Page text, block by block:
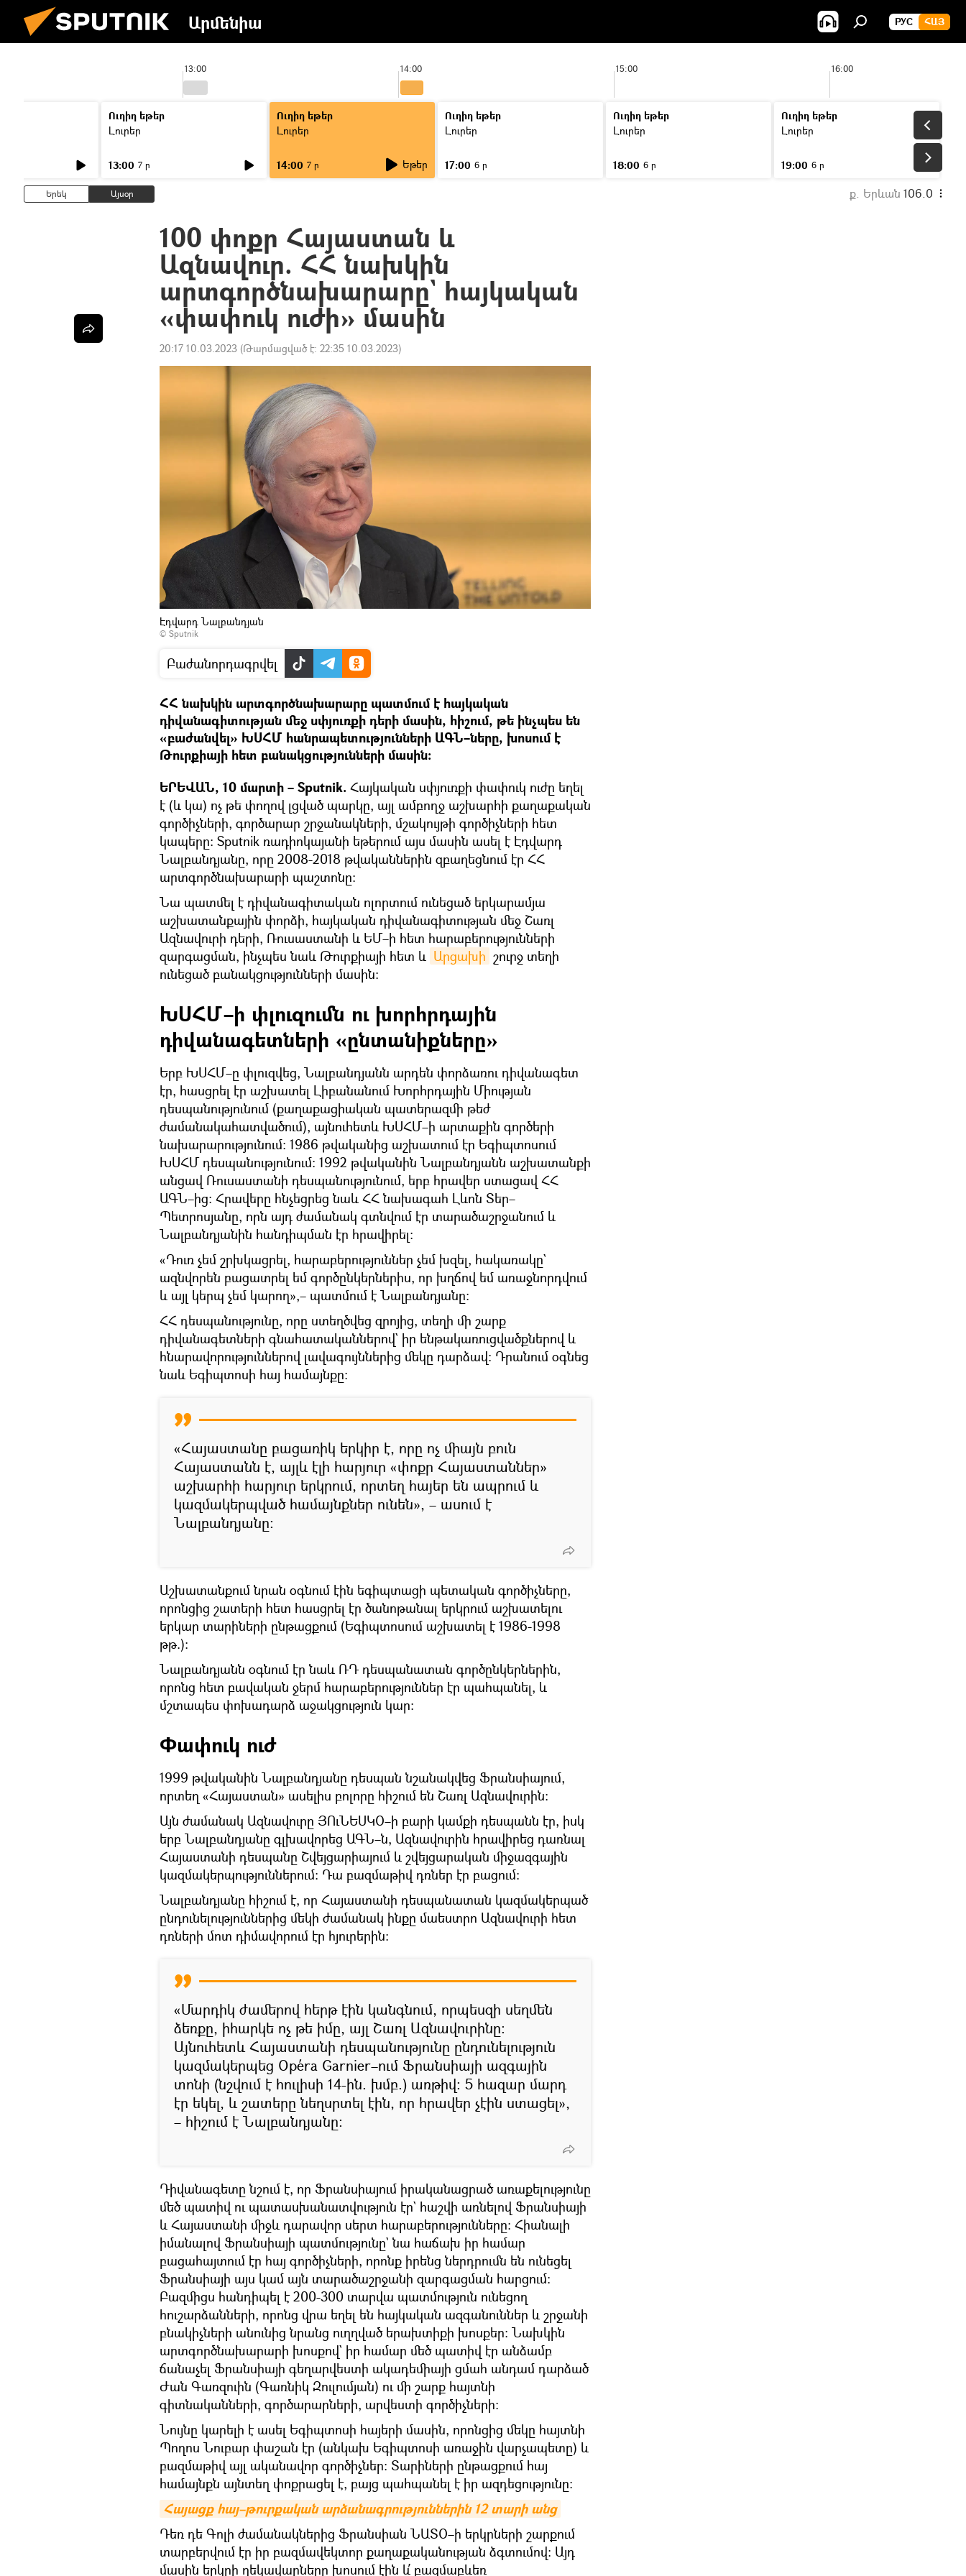
Արմենիա РУС ՀԱՅ
13:00 14:00 15:00 16:00
Ուղիղ եթեր
Լուրեր
13:00 7 ր
Ուղիղ եթեր
Լուրեր
14:00 7 ր Եթեր
Ուղիղ եթեր
Լուրեր
17:00 6 ր
Ուղիղ եթեր
Լուրեր
18:00 6 ր
Ուղիղ եթեր
Լուրեր
19:00 6 ր
Երեկ Այսօր ք. Երևան 106.0
100 փոքր Հայաստան և
Ազնավուր. ՀՀ նախկին
արտգործնախարարը` հայկական
«փափուկ ուժի» մասին
20:17 10.03.2023 (Թարմացված է: 22:35 10.03.2023)
Էդվարդ Նալբանդյան
© Sputnik
Բաժանորդագրվել
ՀՀ նախկին արտգործնախարարը պատմում է հայկական
դիվանագիտության մեջ սփյուռքի դերի մասին, հիշում, թե ինչպես են
«բաժանվել» ԽՍՀՄ հանրապետությունների ԱԳՆ–ները, խոսում է
Թուրքիայի հետ բանակցությունների մասին։
ԵՐԵՎԱՆ, 10 մարտի – Sputnik. Հայկական սփյուռքի փափուկ ուժը եղել
է (և կա) ոչ թե փողով լցված պարկը, այլ ամբողջ աշխարհի քաղաքական
գործիչների, գործարար շրջանակների, մշակույթի գործիչների հետ
կապերը։ Sputnik ռադիոկայանի եթերում այս մասին ասել է Էդվարդ
Նալբանդյանը, որը 2008-2018 թվականներին զբաղեցնում էր ՀՀ
արտգործնախարարի պաշտոնը։
Նա պատմել է դիվանագիտական ոլորտում ունեցած երկարամյա
աշխատանքային փորձի, հայկական դիվանագիտության մեջ Շառլ
Ազնավուրի դերի, Ռուսաստանի և ԵՄ–ի հետ հարաբերությունների
զարգացման, ինչպես նաև Թուրքիայի հետ և Արցախի շուրջ տեղի
ունեցած բանակցությունների մասին։
ԽՍՀՄ–ի փլուզումն ու խորհրդային
դիվանագետների «ընտանիքները»
Երբ ԽՍՀՄ–ը փլուզվեց, Նալբանդյանն արդեն փորձառու դիվանագետ
էր, հասցրել էր աշխատել Լիբանանում Խորհրդային Միության
դեսպանությունում (քաղաքացիական պատերազմի թեժ
ժամանակահատվածում), այնուհետև ԽՍՀՄ–ի արտաքին գործերի
նախարարությունում։ 1986 թվականից աշխատում էր Եգիպտոսում
ԽՍՀՄ դեսպանությունում։ 1992 թվականին Նալբանդյանն աշխատանքի
անցավ Ռուսաստանի դեսպանությունում, երբ հրավեր ստացավ ՀՀ
ԱԳՆ–ից։ Հրավերը հնչեցրեց նաև ՀՀ նախագահ Լևոն Տեր–
Պետրոսյանը, որն այդ ժամանակ գտնվում էր տարածաշրջանում և
Նալբանդյանին հանդիպման էր հրավիրել։
«Դուռ չեմ շրխկացրել, հարաբերություններ չեմ խզել, հակառակը`
ազնվորեն բացատրել եմ գործընկերներիս, որ խղճով եմ առաջնորդվում
և այլ կերպ չեմ կարող»,– պատմում է Նալբանդյանը։
ՀՀ դեսպանությունը, որը ստեղծվեց զրոյից, տեղի մի շարք
դիվանագետների գնահատականներով` իր ենթակառուցվածքներով և
հնարավորություններով լավագույններից մեկը դարձավ։ Դրանում օգնեց
նաև Եգիպտոսի հայ համայնքը։
«Հայաստանը բացառիկ երկիր է, որը ոչ միայն բուն
Հայաստանն է, այլև էլի հարյուր «փոքր Հայաստաններ»
աշխարհի հարյուր երկրում, որտեղ հայեր են ապրում և
կազմակերպված համայնքներ ունեն», – ասում է
Նալբանդյանը։
Աշխատանքում նրան օգնում էին եգիպտացի պետական գործիչները,
որոնցից շատերի հետ հասցրել էր ծանոթանալ երկրում աշխատելու
երկար տարիների ընթացքում (Եգիպտոսում աշխատել է 1986-1998
թթ.)։
Նալբանդյանն օգնում էր նաև ՌԴ դեսպանատան գործընկերներին,
որոնց հետ բավական ջերմ հարաբերություններ էր պահպանել, և
մշտապես փոխադարձ աջակցություն կար։
Փափուկ ուժ
1999 թվականին Նալբանդյանը դեսպան նշանակվեց Ֆրանսիայում,
որտեղ «Հայաստան» ասելիս բոլորը հիշում են Շառլ Ազնավուրին։
Այն ժամանակ Ազնավուրը ՅՈւՆԵՍԿՕ–ի բարի կամքի դեսպանն էր, իսկ
երբ Նալբանդյանը գլխավորեց ԱԳՆ–ն, Ազնավուրին հրավիրեց դառնալ
Հայաստանի դեսպանը Շվեյցարիայում և շվեյցարական միջազգային
կազմակերպություններում։ Դա բազմաթիվ դռներ էր բացում։
Նալբանդյանը հիշում է, որ Հայաստանի դեսպանատան կազմակերպած
ընդունելություններից մեկի ժամանակ ինքը մաեստրո Ազնավուրի հետ
դռների մոտ դիմավորում էր հյուրերին։
«Մարդիկ ժամերով հերթ էին կանգնում, որպեսզի սեղմեն
ձեռքը, իհարկե ոչ թե իմը, այլ Շառլ Ազնավուրինը։
Այնուհետև Հայաստանի դեսպանությունը ընդունելություն
կազմակերպեց Opéra Garnier–ում Ֆրանսիայի ազգային
տոնի (նշվում է հուլիսի 14-ին. խմբ.) առթիվ։ 5 հազար մարդ
էր եկել, և շատերը նեղսրտել էին, որ հրավեր չէին ստացել»,
– հիշում է Նալբանդյանը։
Դիվանագետը նշում է, որ Ֆրանսիայում իրականացրած առաքելությունը
մեծ պատիվ ու պատասխանատվություն էր` հաշվի առնելով Ֆրանսիայի
և Հայաստանի միջև դարավոր սերտ հարաբերությունները։ Հիանալի
իմանալով Ֆրանսիայի պատմությունը` նա հաճախ իր համար
բացահայտում էր հայ գործիչների, որոնք իրենց ներդրումն են ունեցել
Ֆրանսիայի այս կամ այն տարածաշրջանի զարգացման հարցում։
Բազմիցս հանդիպել է 200-300 տարվա պատմություն ունեցող
հուշարձանների, որոնց վրա եղել են հայկական ազգանուններ և շրջանի
բնակիչների անունից նրանց ուղղված երախտիքի խոսքեր։ Նախկին
արտգործնախարարի խոսքով` իր համար մեծ պատիվ էր անձամբ
ճանաչել Ֆրանսիայի գեղարվեստի ակադեմիայի ցմահ անդամ դարձած
Ժան Գառզուին (Գառնիկ Զուլումյան) ու մի շարք հայտնի
գիտնականների, գործարարների, արվեստի գործիչների։
Նույնը կարելի է ասել Եգիպտոսի հայերի մասին, որոնցից մեկը հայտնի
Պողոս Նուբար փաշան էր (անկախ Եգիպտոսի առաջին վարչապետը) և
բազմաթիվ այլ ականավոր գործիչներ։ Տարիների ընթացքում հայ
համայնքն այնտեղ փոքրացել է, բայց պահպանել է իր ազդեցությունը։
Հայացք հայ–թուրքական արձանագրություններին 12 տարի անց
Դեռ դե Գոլի ժամանակներից Ֆրանսիան ՆԱՏՕ–ի երկրների շարքում
տարբերվում էր իր բազմավեկտոր քաղաքականության ձգտումով։ Այդ
մասին երկրի ղեկավարները խոսում էին և՛ բազմաբևեռ